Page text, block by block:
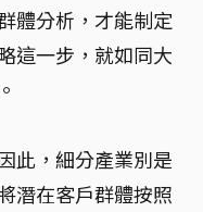
體分析，才能制定
這一步，就如同大
此，細分產業別是
潛在客戶群體按照